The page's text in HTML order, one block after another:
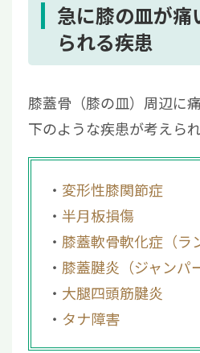
急に膝の皿が痛
られる疾患
膝蓋骨（膝の皿）周辺に
下のような疾患が考えられ
変形性膝関節症
半月板損傷
膝蓋軟骨軟化症（ラ
膝蓋腱炎（ジャンパ
大腿四頭筋腱炎
タナ障害